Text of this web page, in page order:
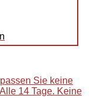
Sie keine
14 Tage. Keine